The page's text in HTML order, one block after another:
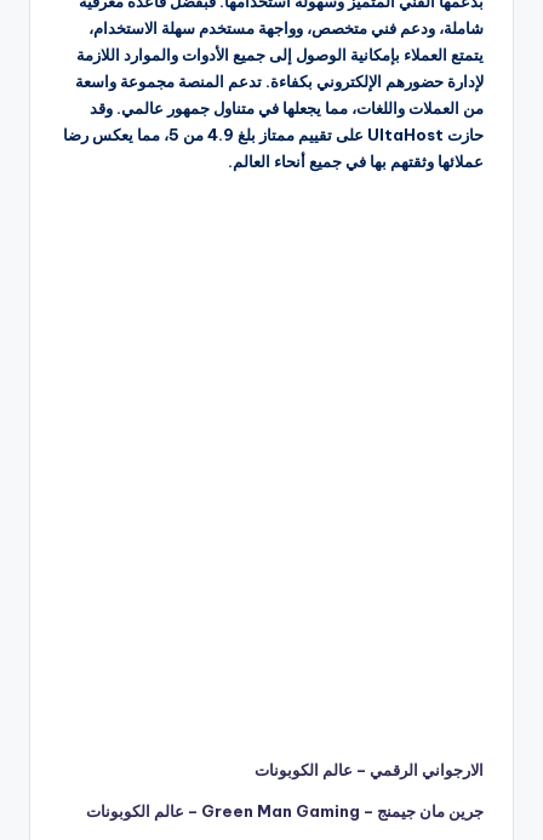
شاملة، ودعم فني متخصص، وواجهة مستخدم سهلة الاستخدام،
يتمتع العملاء بإمكانية الوصول إلى جميع الأدوات والموارد اللازمة
لإدارة حضورهم الإلكتروني بكفاءة. تدعم المنصة مجموعة واسعة
من العملات واللغات، مما يجعلها في متناول جمهور عالمي. وقد
حازت UltaHost على تقييم ممتاز بلغ 4.9 من 5، مما يعكس رضا
عملائها وثقتهم بها في جميع أنحاء العالم.
الارجواني الرقمي – عالم الكوبونات
جرين مان جيمنج – Green Man Gaming – عالم الكوبونات